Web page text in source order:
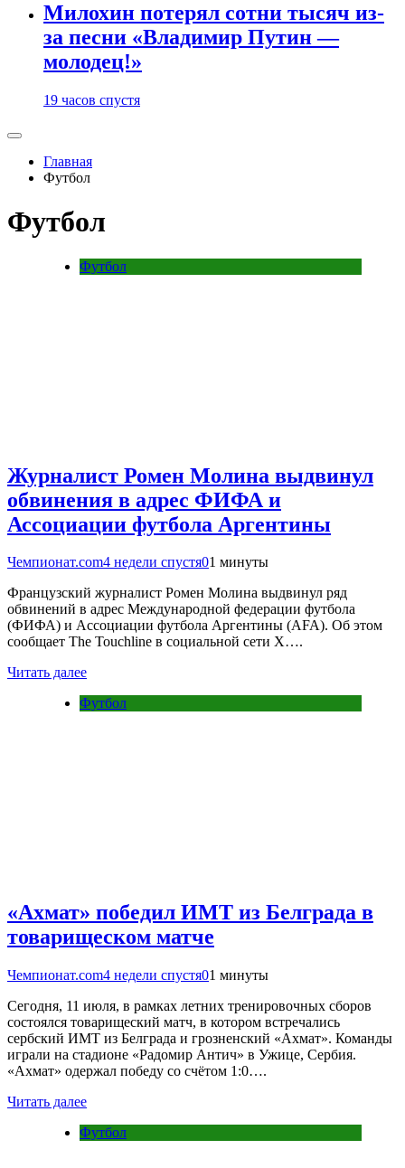
Милохин потерял сотни тысяч из-
за песни «Владимир Путин —
молодец!»
19 часов спустя
Главная
Футбол
Футбол
Футбол
Журналист Ромен Молина выдвинул
обвинения в адрес ФИФА и
Ассоциации футбола Аргентины
Чемпионат.com4 недели спустя01 минуты
Французский журналист Ромен Молина выдвинул ряд
обвинений в адрес Международной федерации футбола
(ФИФА) и Ассоциации футбола Аргентины (AFA). Об этом
сообщает The Touchline в социальной сети Х….
Читать далее
Футбол
«Ахмат» победил ИМТ из Белграда в
товарищеском матче
Чемпионат.com4 недели спустя01 минуты
Сегодня, 11 июля, в рамках летних тренировочных сборов
состоялся товарищеский матч, в котором встречались
сербский ИМТ из Белграда и грозненский «Ахмат». Команды
играли на стадионе «Радомир Антич» в Ужице, Сербия.
«Ахмат» одержал победу со счётом 1:0….
Читать далее
Футбол